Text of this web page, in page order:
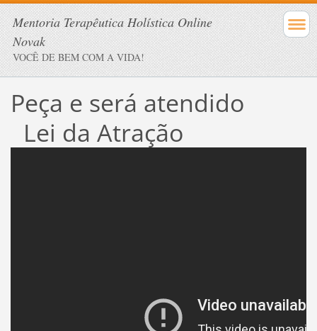
Mentoria Terapêutica Holística Online
Novak
VOCÊ DE BEM COM A VIDA!
Peça e será atendido
Lei da Atração